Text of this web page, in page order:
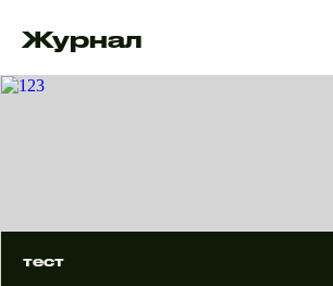
Журнал
тест